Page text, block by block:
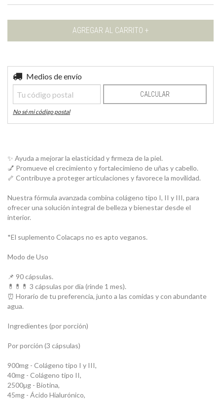
Entregas para el CP:
Medios de envío
CALCULAR
No sé mi código postal
✨ Ayuda a mejorar la elasticidad y firmeza de la piel.
💅 Promueve el crecimiento y fortalecimieno de uñas y cabello.
🦴 Contribuye a proteger articulaciones y favorece la movilidad.
Nuestra fórmula avanzada combina colágeno tipo I, II y III, para
ofrecer una solución integral de belleza y bienestar desde el
interior.
*El suplemento Colacaps no es apto veganos.
Modo de Uso
📌 90 cápsulas.
💊​💊💊​ 3 cápsulas por día (rinde 1 mes).
⏰ Horario de tu preferencia, junto a las comidas y con abundante
agua.
Ingredientes (por porción)
Por porción (3 cápsulas)
900mg - Colágeno tipo I y III,
40mg - Colágeno tipo II,
2500μg - Biotina,
45mg - Ácido Hialurónico,